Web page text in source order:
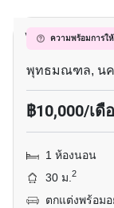
ความพร้อมการใ
ไอ คอนโด
พุทธมณฑล, นค
฿10,000/เดื
1 ห้องนอน
30 ม.2
ตกแต่งพร้อมอ